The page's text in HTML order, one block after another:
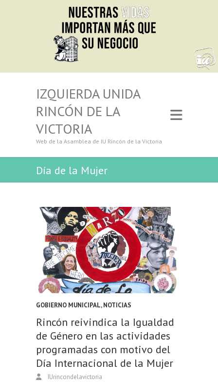
IZQUIERDA UNIDA
RINCÓN DE LA
VICTORIA
Web de la Asamblea de IU Rincón de la Victoria
Día de la Mujer
GOBIERNO MUNICIPAL,NOTICIAS
Rincón reivindica la Igualdad
de Género en las actividades
programadas con motivo del
Día Internacional de la Mujer
IUrincondelavictoria